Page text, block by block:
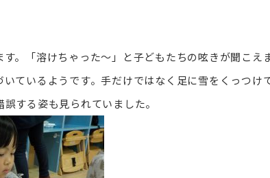
。「溶けちゃった～」と子どもたちの呟きが聞こえ
ているようです。手だけではなく足に雪をくっつけ
する姿も見られていました。